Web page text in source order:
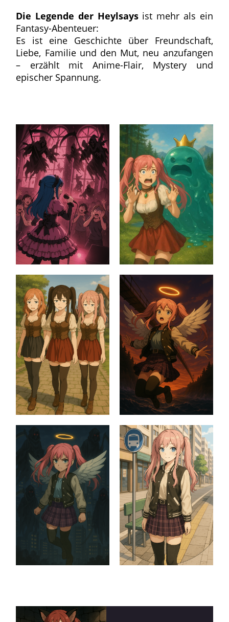
Die Legende der Heylsaysist mehr als ein
Fantasy-Abenteuer:
Es ist eine Geschichte über Freundschaft,
Liebe, Familie und den Mut, neu anzufangen
– erzählt mit Anime-Flair, Mystery und
epischer Spannung.